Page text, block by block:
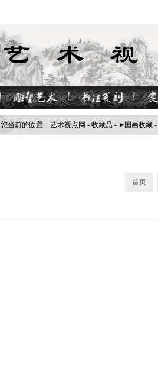
您当前的位置： 艺术视点网 - 收藏品 - ➤国画收藏 -
首页